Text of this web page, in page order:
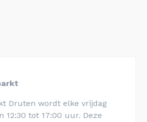
Druten wordt elke vrijdag
12:30 tot 17:00 uur. Deze